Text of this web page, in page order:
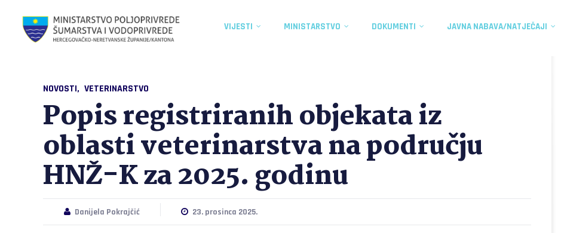
VIJESTI MINISTARSTVO DOKUMENTI JAVNA NABAVA/NATJEČAJI
NOVOSTI VETERINARSTVO
Popis registriranih objekata iz
oblasti veterinarstva na području
HNŽ-K za 2025. godinu
Danijela Pokrajčić 23. prosinca 2025.